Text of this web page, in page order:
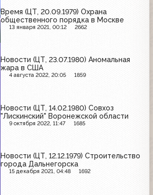
Время (ЦТ, 20.09.1979) Охрана
общественного порядка в Москве
13 января 2021, 00:12 2662
Новости (ЦТ, 23.07.1980) Аномальная
жара в США
4 августа 2022, 20:05 1859
Новости (ЦТ, 14.02.1980) Совхоз
"Лискинский" Воронежской области
9 октября 2022, 11:47 1685
Новости (ЦТ, 12.12.1979) Строительство
города Дальнегорска
15 декабря 2021, 04:48 1692